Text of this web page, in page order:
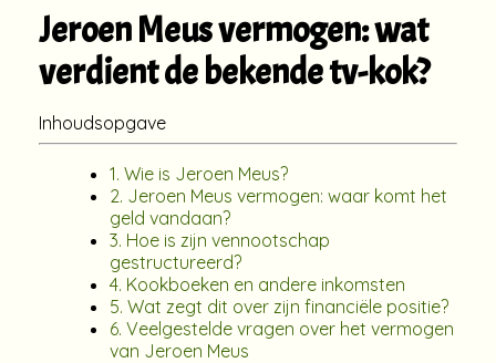
Jeroen Meus vermogen: wat
verdient de bekende tv-kok?
Inhoudsopgave
1. Wie is Jeroen Meus?
2. Jeroen Meus vermogen: waar komt het
geld vandaan?
3. Hoe is zijn vennootschap
gestructureerd?
4. Kookboeken en andere inkomsten
5. Wat zegt dit over zijn financiële positie?
6. Veelgestelde vragen over het vermogen
van Jeroen Meus